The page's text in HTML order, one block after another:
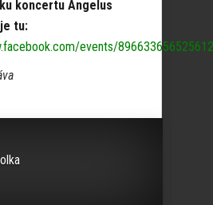
koncertu Angelus
tu:
events/896633656525612